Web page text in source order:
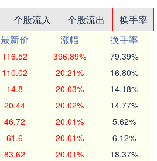
个股流入 个股流出
换手率
最新价 涨幅
换手率
116.52 396.89% 79.39%
110.02 20.21% 16.80%
14.8 20.03% 14.18%
20.44 20.02% 14.77%
46.72 20.01% 5.62%
61.6 20.01% 6.12%
83.62 20.01% 18.37%